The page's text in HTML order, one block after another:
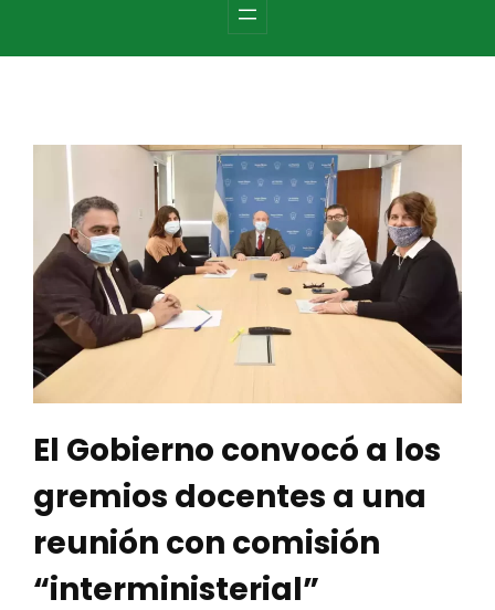
El Gobierno convocó a los
gremios docentes a una
reunión con comisión
“interministerial”